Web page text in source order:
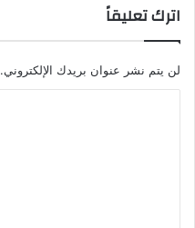
اترك تعليقاً
لن يتم نشر عنوان بريدك الإلكتروني.